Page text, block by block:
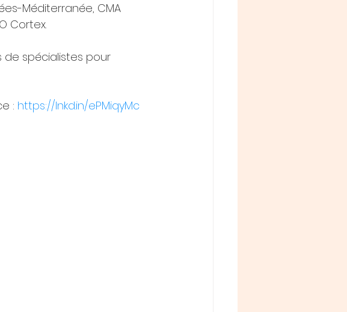
Méditerranée, CMA
Cortex.
spécialistes pour
: https://lnkd.in/ePMiqyMc